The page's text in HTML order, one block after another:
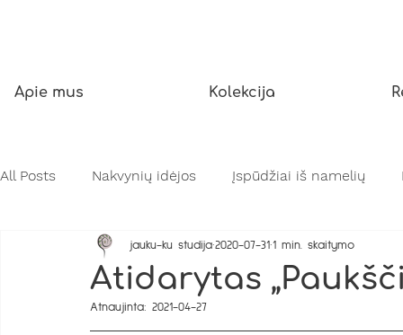
Apie mus Kolekcija
All Posts Nakvynių idėjos Įspūdžiai iš namelių
Įkepiančios asmenybės Gamtos stebuklai
Atidarytas
jauku-ku studija 2020-07-31 1 min. skaitymo
Atnaujinta: 2021-04-27